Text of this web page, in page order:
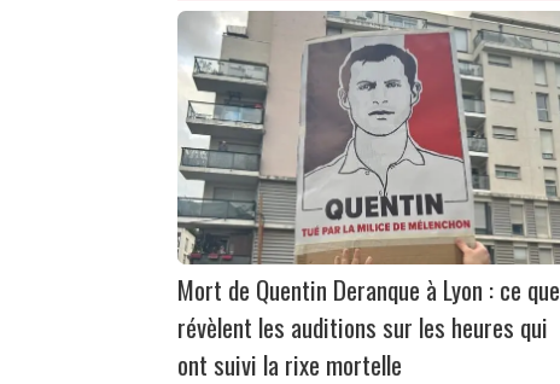
Mort de Quentin Deranque à Lyon : ce que
révèlent les auditions sur les heures qui
ont suivi la rixe mortelle